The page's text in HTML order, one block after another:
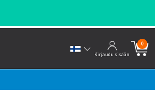
Kirjaudu sisään
0